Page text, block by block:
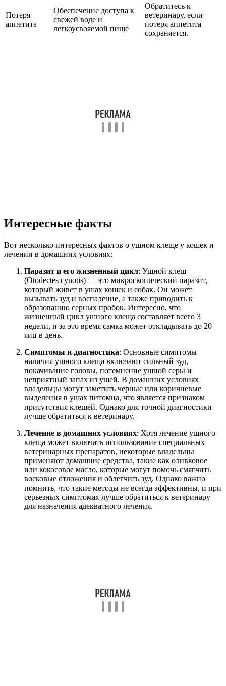
Потеря
аппетита
Обеспечение доступа к
свежей воде и
легкоусвояемой пище
Обратитесь к
ветеринару, если
потеря аппетита
сохраняется.
Интересные факты
Вот несколько интересных фактов о ушном клеще у кошек и
лечении в домашних условиях:
Паразит и его жизненный цикл: Ушной клещ
(Otodectes cynotis) — это микроскопический паразит,
который живет в ушах кошек и собак. Он может
вызывать зуд и воспаление, а также приводить к
образованию серных пробок. Интересно, что
жизненный цикл ушного клеща составляет всего 3
недели, и за это время самка может откладывать до 20
яиц в день.
Симптомы и диагностика: Основные симптомы
наличия ушного клеща включают сильный зуд,
покачивание головы, потемнение ушной серы и
неприятный запах из ушей. В домашних условиях
владельцы могут заметить черные или коричневые
выделения в ушах питомца, что является признаком
присутствия клещей. Однако для точной диагностики
лучше обратиться к ветеринару.
Лечение в домашних условиях: Хотя лечение ушного
клеща может включать использование специальных
ветеринарных препаратов, некоторые владельцы
применяют домашние средства, такие как оливковое
или кокосовое масло, которые могут помочь смягчить
восковые отложения и облегчить зуд. Однако важно
помнить, что такие методы не всегда эффективны, и при
серьезных симптомах лучше обратиться к ветеринару
для назначения адекватного лечения.